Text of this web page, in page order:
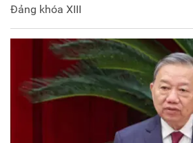
Đảng khóa XIII